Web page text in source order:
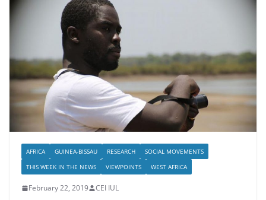
AFRICA GUINEA-BISSAU RESEARCH
SOCIAL MOVEMENTS
THIS WEEK IN THE NEWS
VIEWPOINTS WEST AFRICA
February 22, 2019 CEI IUL